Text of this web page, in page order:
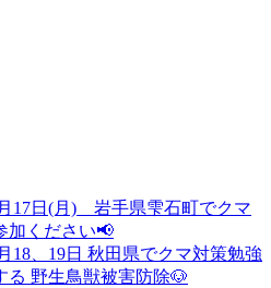
17日(月) 岩手県雫石町でクマ
ください📢
18、19日 秋田県でクマ対策勉強
野生鳥獣被害防除🐶